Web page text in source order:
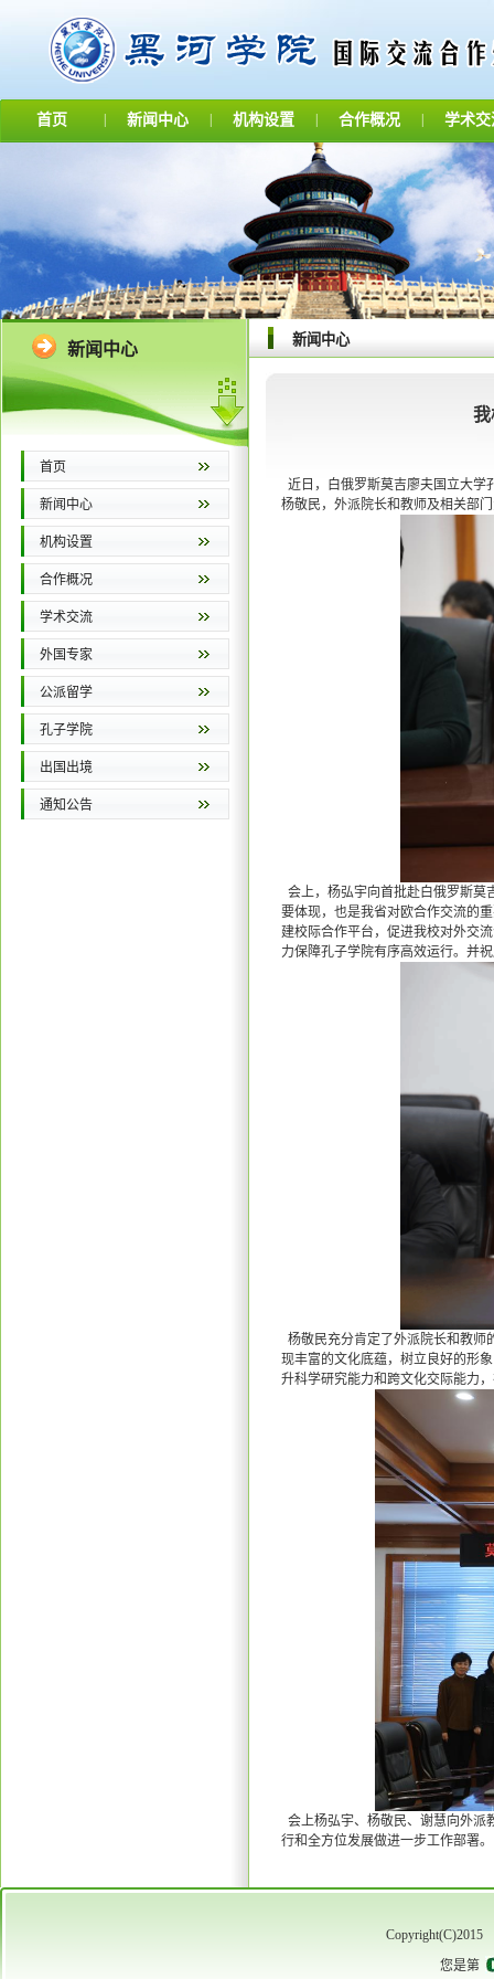
首页 新闻中心 机构设置 合作概况 学术
新闻中心
首页
新闻中心
机构设置
合作概况
学术交流
外国专家
公派留学
孔子学院
出国出境
通知公告
新闻中心
我
近日，白俄罗斯莫吉廖夫国立大学
杨敬民，外派院长和教师及相关部
会上，杨弘宇向首批赴白俄罗斯莫
要体现，也是我省对欧合作交流的
建校际合作平台，促进我校对外交
力保障孔子学院有序高效运行。并
杨敬民充分肯定了外派院长和教师
现丰富的文化底蕴，树立良好的形
升科学研究能力和跨文化交际能力
会上杨弘宇、杨敬民、谢慧向外派
行和全方位发展做进一步工作部署。
Copyright(C)2015
您是第